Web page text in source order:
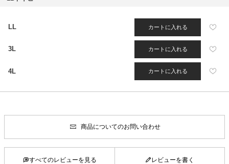
LL カートに入れる
3L カートに入れる
4L カートに入れる
商品についてのお問い合わせ
すべてのレビューを見る レビューを書く